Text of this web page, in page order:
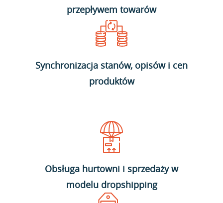
przepływem towarów
Synchronizacja stanów, opisów i cen
produktów
Obsługa hurtowni i sprzedaży w
modelu dropshipping